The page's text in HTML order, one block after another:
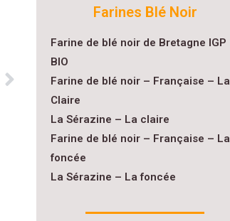
Farines Blé Noir
Farine de blé noir de Bretagne IGP
BIO
Farine de blé noir – Française – La
Claire
La Sérazine – La claire
Farine de blé noir – Française – La
foncée
La Sérazine – La foncée